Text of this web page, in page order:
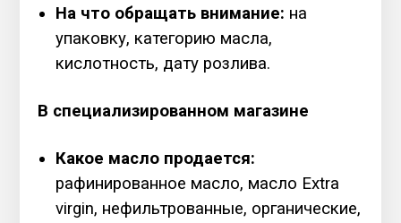
На что обращать внимание: на
упаковку, категорию масла,
кислотность, дату розлива.
В специализированном магазине
Какое масло продается:
рафинированное масло, масло Extra
virgin, нефильтрованные, органические,